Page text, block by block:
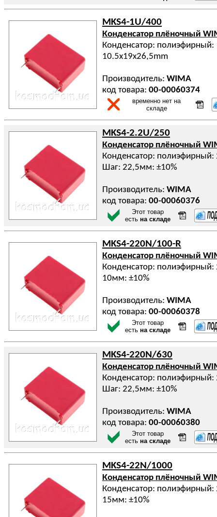
MKS4-1U/400
Конденсатор плёночный
Конденсатор: полиэфирный:
10.5x19x26,5mm
Производитель: WIMA
код товара: 00-00060374
временно нет на
складе
MKS4-2.2U/250
Конденсатор плёночный
Конденсатор: полиэфирный:
Шаг: 22,5мм: ±10%
Производитель: WIMA
код товара: 00-00060376
Этот товар
есть на складе
MKS4-220N/100-R
Конденсатор плёночный
Конденсатор:
10мм: ±10%
Производитель: WIMA
код товара: 00-00060378
Этот товар
есть на складе
MKS4-220N/630
Конденсатор плёночный
Конденсатор: полиэфирный:
Шаг: 22,5мм: ±10%
Производитель: WIMA
код товара: 00-00060380
Этот товар
есть на складе
MKS4-22N/1000
Конденсатор плёночный
Конденсатор:
15мм: ±10%